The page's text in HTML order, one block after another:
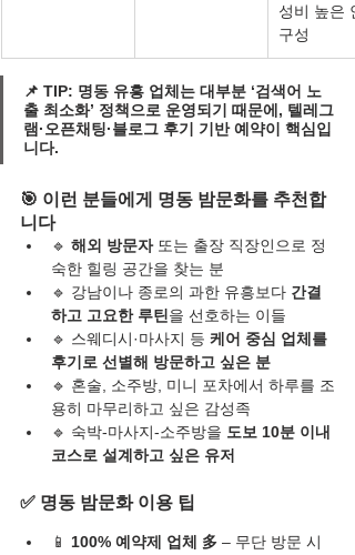
성비 높은
구성
📌 TIP: 명동 유흥 업체는 대부분 ‘검색어 노
출 최소화’ 정책으로 운영되기 때문에, 텔레그
램·오픈채팅·블로그 후기 기반 예약이 핵심입
니다.
🎯 이런 분들에게 명동 밤문화를 추천합
니다
🔹 해외 방문자 또는 출장 직장인으로 정
숙한 힐링 공간을 찾는 분
🔹 강남이나 종로의 과한 유흥보다 간결
하고 고요한 루틴을 선호하는 이들
🔹 스웨디시·마사지 등 케어 중심 업체를
후기로 선별해 방문하고 싶은 분
🔹 혼술, 소주방, 미니 포차에서 하루를 조
용히 마무리하고 싶은 감성족
🔹 숙박-마사지-소주방을 도보 10분 이내
코스로 설계하고 싶은 유저
✅ 명동 밤문화 이용 팁
📱 100% 예약제 업체 多 – 무단 방문 시